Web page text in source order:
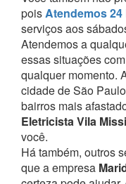
poisAtendemos
serviços aos
Atendemos a
essas situações
qualquer momento.
cidade de São
bairros mais
Eletricista Vila
você.
Há também, outros
que a empresa